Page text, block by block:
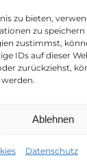
zu bieten,
zu
zustimmst,
IDs auf dieser
zurückziehst,
Ablehnen
Datenschutz
Richtlinie